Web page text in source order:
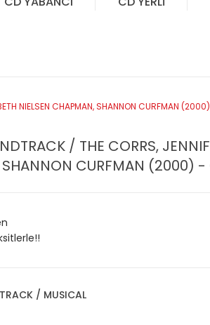
NIELSEN CHAPMAN, SHANNON CURFMAN
/ THE CORRS,
SHANNON CURFMAN (2000) -
/ MUSICAL